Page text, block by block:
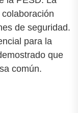
de seguridad.
para la
que
común.